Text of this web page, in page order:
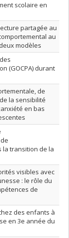
scolaire en
partagée au
au
modèles
(GOCPA) durant
de
la sensibilité
en bas
transition de la
visibles avec
: le rôle du
de
des enfants à
en 3e année du